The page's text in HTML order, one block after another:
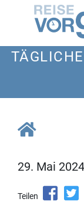
29. Mai
Teilen